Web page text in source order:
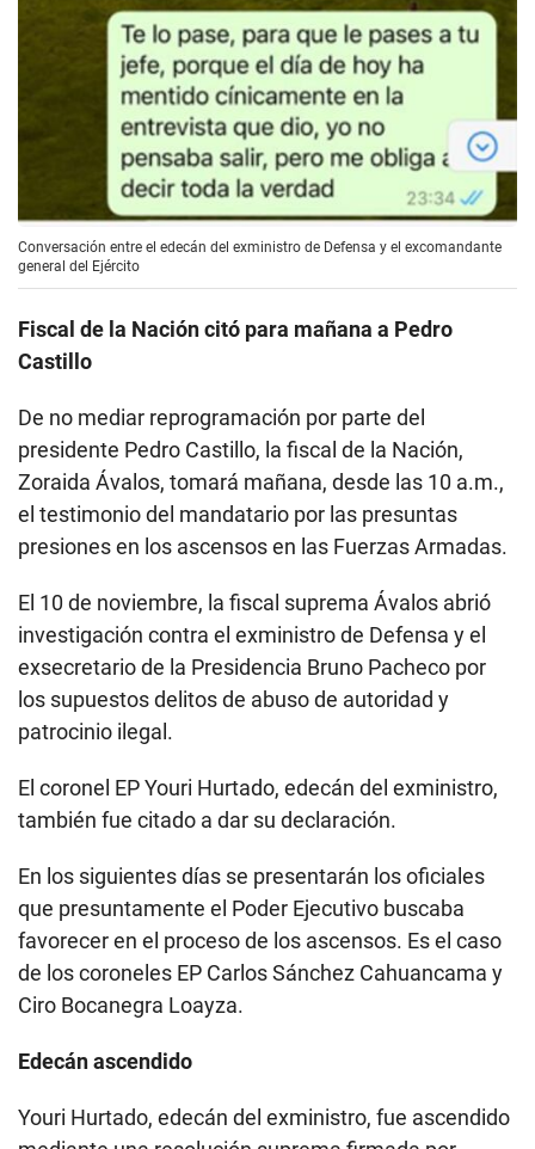
Conversación entre el edecán del exministro de Defensa y el excomandante
general del Ejército
Fiscal de la Nación citó para mañana a Pedro
Castillo
De no mediar reprogramación por parte del
presidente Pedro Castillo, la fiscal de la Nación,
Zoraida Ávalos, tomará mañana, desde las 10 a.m.,
el testimonio del mandatario por las presuntas
presiones en los ascensos en las Fuerzas Armadas.
El 10 de noviembre, la fiscal suprema Ávalos abrió
investigación contra el exministro de Defensa y el
exsecretario de la Presidencia Bruno Pacheco por
los supuestos delitos de abuso de autoridad y
patrocinio ilegal.
El coronel EP Youri Hurtado, edecán del exministro,
también fue citado a dar su declaración.
En los siguientes días se presentarán los oficiales
que presuntamente el Poder Ejecutivo buscaba
favorecer en el proceso de los ascensos. Es el caso
de los coroneles EP Carlos Sánchez Cahuancama y
Ciro Bocanegra Loayza.
Edecán ascendido
Youri Hurtado, edecán del exministro, fue ascendido